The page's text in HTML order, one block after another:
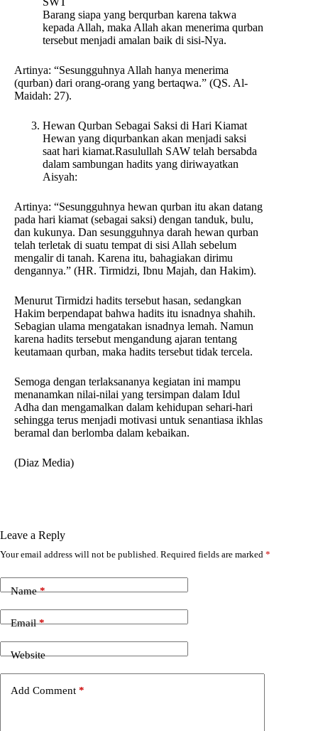
Barang siapa yang berqurban karena takwa
kepada Allah, maka Allah akan menerima qurban
tersebut menjadi amalan baik di sisi-Nya.
Artinya: “Sesungguhnya Allah hanya menerima
(qurban) dari orang-orang yang bertaqwa.” (QS. Al-
Maidah: 27).
Hewan Qurban Sebagai Saksi di Hari Kiamat
Hewan yang diqurbankan akan menjadi saksi
saat hari kiamat.Rasulullah SAW telah bersabda
dalam sambungan hadits yang diriwayatkan
Aisyah:
Artinya: “Sesungguhnya hewan qurban itu akan datang
pada hari kiamat (sebagai saksi) dengan tanduk, bulu,
dan kukunya. Dan sesungguhnya darah hewan qurban
telah terletak di suatu tempat di sisi Allah sebelum
mengalir di tanah. Karena itu, bahagiakan dirimu
dengannya.” (HR. Tirmidzi, Ibnu Majah, dan Hakim).
Menurut Tirmidzi hadits tersebut hasan, sedangkan
Hakim berpendapat bahwa hadits itu isnadnya shahih.
Sebagian ulama mengatakan isnadnya lemah. Namun
karena hadits tersebut mengandung ajaran tentang
keutamaan qurban, maka hadits tersebut tidak tercela.
Semoga dengan terlaksananya kegiatan ini mampu
menanamkan nilai-nilai yang tersimpan dalam Idul
Adha dan mengamalkan dalam kehidupan sehari-hari
sehingga terus menjadi motivasi untuk senantiasa ikhlas
beramal dan berlomba dalam kebaikan.
(Diaz Media)
Leave a Reply
Your email address will not be published. Required fields are marked *
Name*
Email*
Website
Add Comment *